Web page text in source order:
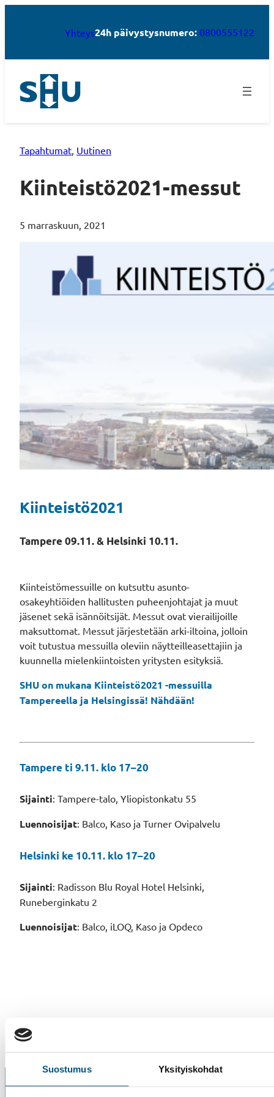
Suostumus Yksityiskohdat
Yhteys24h päivystysnumero: 0800555122
Tapahtumat Uutinen
Kiinteistö2021-messut
5 marraskuun, 2021
Kiinteistö2021
Tampere 09.11. & Helsinki 10.11.
Kiinteistömessuille on kutsuttu asunto-
osakeyhtiöiden hallitusten puheenjohtajat ja muut
jäsenet sekä isännöitsijät. Messut ovat vierailijoille
maksuttomat. Messut järjestetään arki-iltoina, jolloin
voit tutustua messuilla oleviin näytteilleasettajiin ja
kuunnella mielenkiintoisten yritysten esityksiä.
SHU on mukana Kiinteistö2021 -messuilla
Tampereella ja Helsingissä! Nähdään!
Tampere ti 9.11. klo 17–20
Sijainti: Tampere-talo, Yliopistonkatu 55
Luennoisijat: Balco, Kaso ja Turner Ovipalvelu
Helsinki ke 10.11. klo 17–20
Sijainti: Radisson Blu Royal Hotel Helsinki,
Runeberginkatu 2
Luennoisijat: Balco, iLOQ, Kaso ja Opdeco